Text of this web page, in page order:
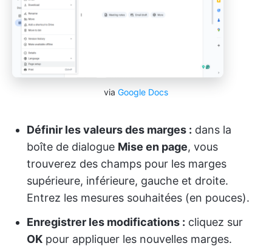
via Google Docs
Définir les valeurs des marges : dans la
boîte de dialogue Mise en page, vous
trouverez des champs pour les marges
supérieure, inférieure, gauche et droite.
Entrez les mesures souhaitées (en pouces).
Enregistrer les modifications : cliquez sur
OK pour appliquer les nouvelles marges.